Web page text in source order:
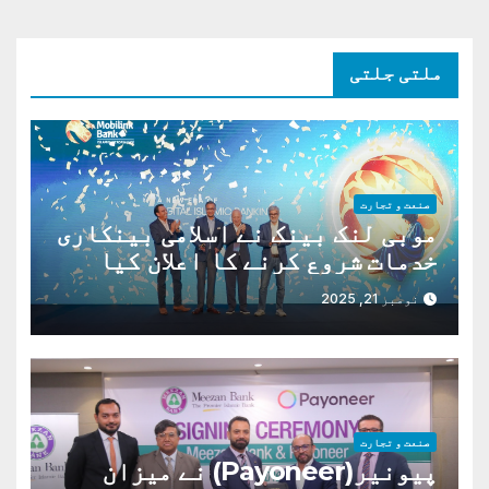
ملتی جلتی
صنعت و تجارت
موبی لنک بینک نے اسلامی بینکاری
خدمات شروع کرنے کا اعلان کیا
ہے،
نومبر 21, 2025
صنعت و تجارت
پیونیر(Payoneer) نے میزان